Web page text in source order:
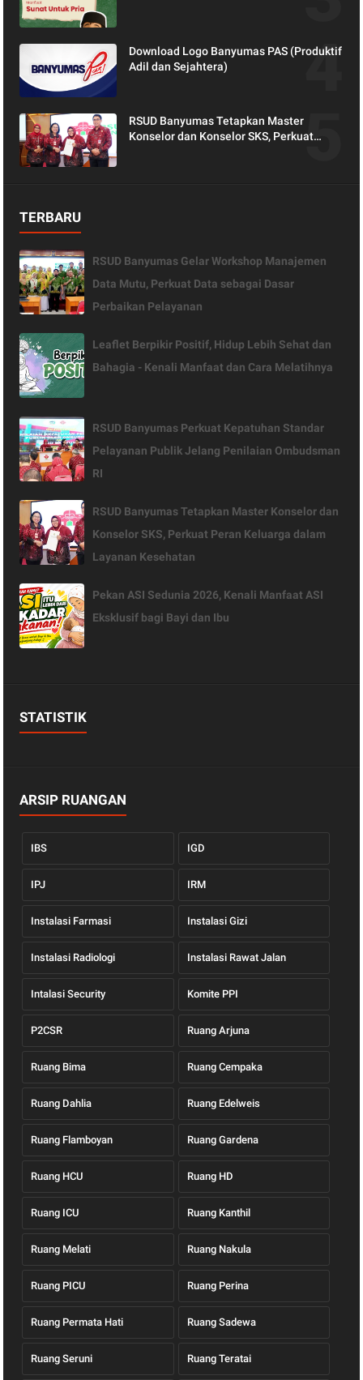
Download Logo Banyumas PAS (Produktif
Adil dan Sejahtera)
RSUD Banyumas Tetapkan Master
Konselor dan Konselor SKS, Perkuat
TERBARU
RSUD Banyumas Gelar Workshop Manajemen
Data Mutu, Perkuat Data sebagai Dasar
Perbaikan Pelayanan
Leaflet Berpikir Positif, Hidup Lebih Sehat dan
Bahagia - Kenali Manfaat dan Cara Melatihnya
RSUD Banyumas Perkuat Kepatuhan Standar
Pelayanan Publik Jelang Penilaian Ombudsman
RI
RSUD Banyumas Tetapkan Master Konselor dan
Konselor SKS, Perkuat Peran Keluarga dalam
Layanan Kesehatan
Pekan ASI Sedunia 2026, Kenali Manfaat ASI
Eksklusif bagi Bayi dan Ibu
STATISTIK
ARSIP RUANGAN
IBS IGD
IPJ IRM
Instalasi Farmasi Instalasi Gizi
Instalasi Radiologi Instalasi Rawat Jalan
Intalasi Security Komite PPI
P2CSR Ruang Arjuna
Ruang Bima Ruang Cempaka
Ruang Dahlia Ruang Edelweis
Ruang Flamboyan Ruang Gardena
Ruang HCU Ruang HD
Ruang ICU Ruang Kanthil
Ruang Melati Ruang Nakula
Ruang PICU Ruang Perina
Ruang Permata Hati Ruang Sadewa
Ruang Seruni Ruang Teratai